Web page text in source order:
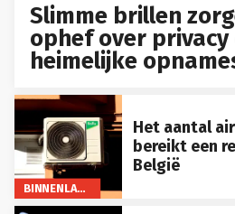
Slimme brillen
ophef over
heimelijke
BINNENLAND
Het aantal
bereikt een
België